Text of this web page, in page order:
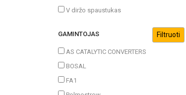
V diržo spaustukas
GAMINTOJAS
AS CATALYTIC CONVERTERS
BOSAL
FA1